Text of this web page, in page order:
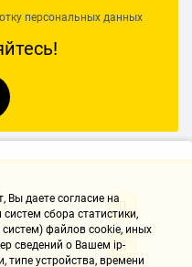
персональных данных
даете согласие на
сбора статистики,
файлов cookie, иных
сведений о Вашем ip-
типе устройства, времени